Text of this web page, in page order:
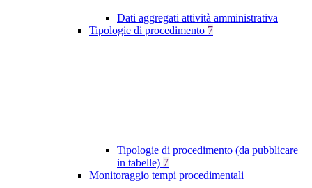
Dati aggregati attività amministrativa
Tipologie di procedimento 7
Tipologie di procedimento (da pubblicare
in tabelle) 7
Monitoraggio tempi procedimentali